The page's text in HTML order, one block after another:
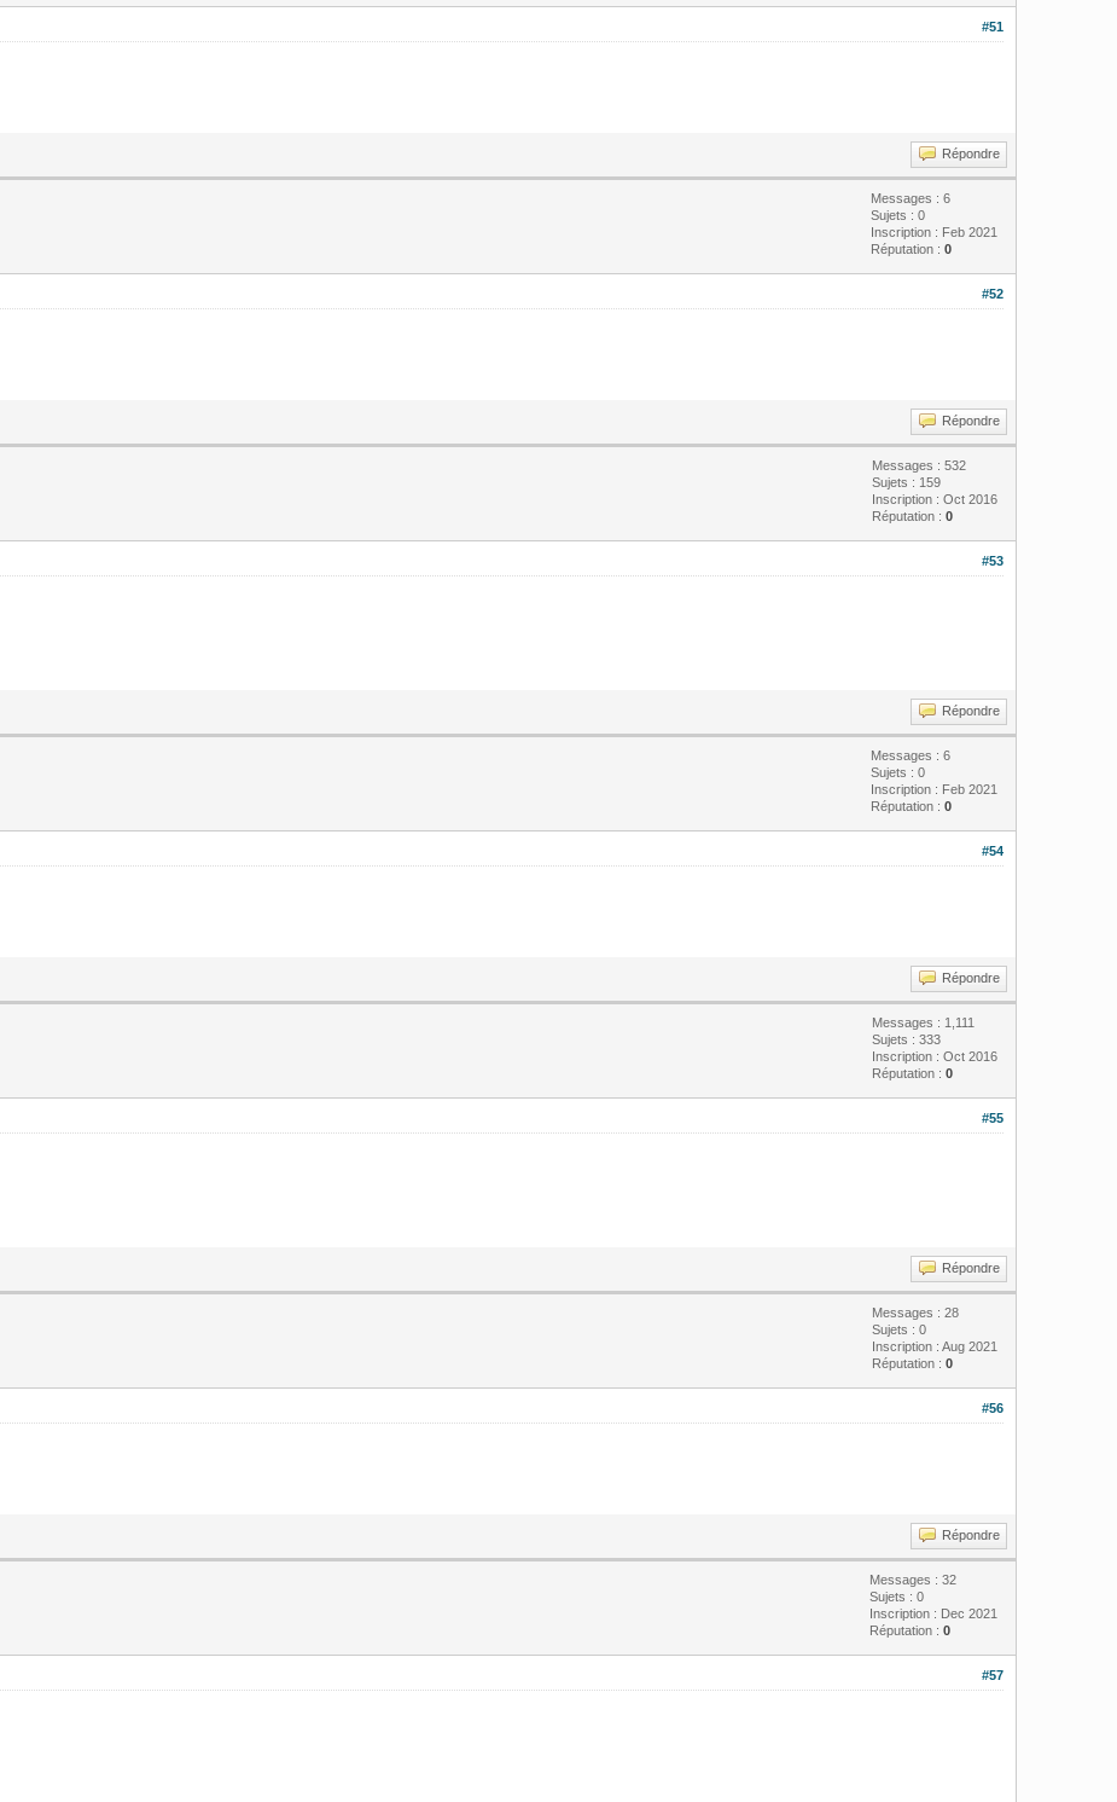
#51
Répondre
Messages : 6
Sujets : 0
Inscription : Feb 2021
Réputation : 0
#52
Répondre
Messages : 532
Sujets : 159
Inscription : Oct 2016
Réputation : 0
#53
Répondre
Messages : 6
Sujets : 0
Inscription : Feb 2021
Réputation : 0
#54
Répondre
Messages : 1,111
Sujets : 333
Inscription : Oct 2016
Réputation : 0
#55
Répondre
Messages : 28
Sujets : 0
Inscription : Aug 2021
Réputation : 0
#56
Répondre
Messages : 32
Sujets : 0
Inscription : Dec 2021
Réputation : 0
#57